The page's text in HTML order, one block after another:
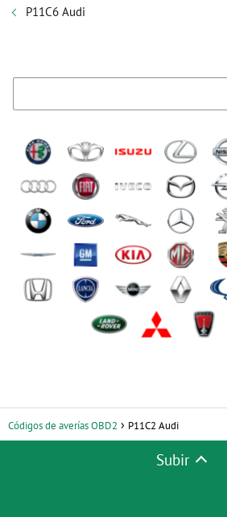
P11C6 Audi
Códigos de averías OBD2 P11C2 Audi
Subir